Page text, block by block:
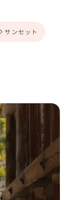
サンセット